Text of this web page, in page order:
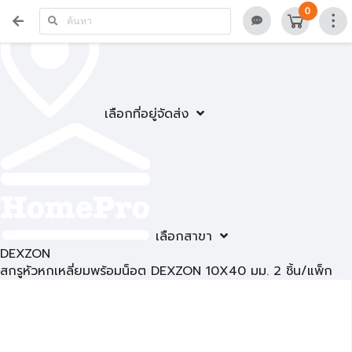
เลือกที่อยู่จัดส่ง
เลือกสาขา
0
DEXZON
สกรูหัวหกเหลี่ยมพร้อมน็อต DEXZON 10X40 มม. 2 ชิ้น/แพ็ก